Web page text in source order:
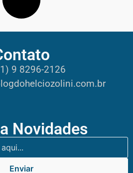
9 8296-2126
Novidades
Enviar